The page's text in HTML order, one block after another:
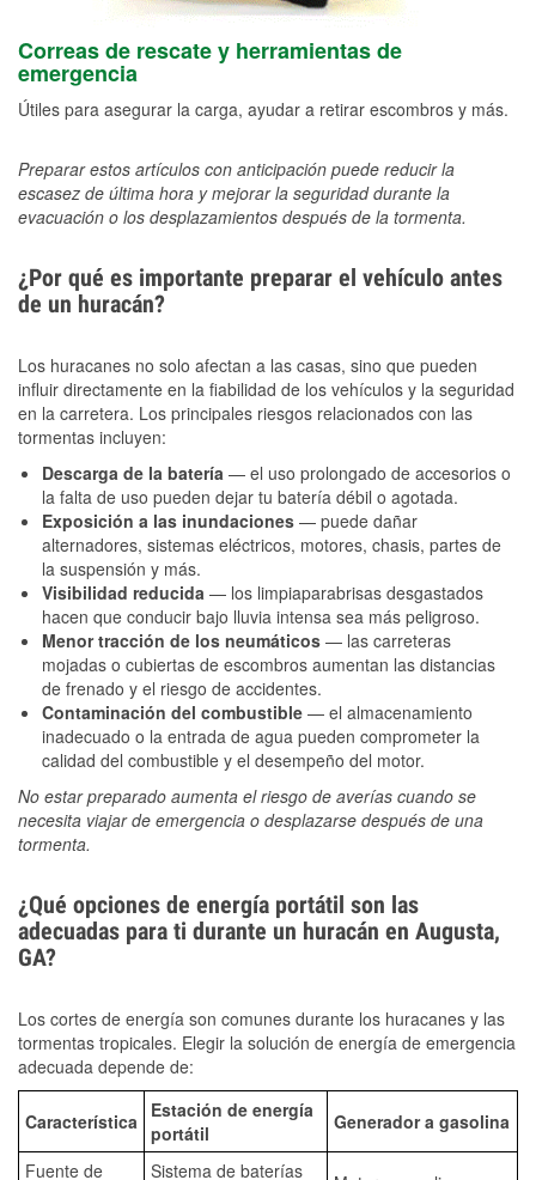
Correas de rescate y herramientas de
emergencia
Útiles para asegurar la carga, ayudar a retirar escombros y más.
Preparar estos artículos con anticipación puede reducir la
escasez de última hora y mejorar la seguridad durante la
evacuación o los desplazamientos después de la tormenta.
¿Por qué es importante preparar el vehículo antes
de un huracán?
Los huracanes no solo afectan a las casas, sino que pueden
influir directamente en la fiabilidad de los vehículos y la seguridad
en la carretera. Los principales riesgos relacionados con las
tormentas incluyen:
Descarga de la batería — el uso prolongado de accesorios o
la falta de uso pueden dejar tu batería débil o agotada.
Exposición a las inundaciones — puede dañar
alternadores, sistemas eléctricos, motores, chasis, partes de
la suspensión y más.
Visibilidad reducida — los limpiaparabrisas desgastados
hacen que conducir bajo lluvia intensa sea más peligroso.
Menor tracción de los neumáticos — las carreteras
mojadas o cubiertas de escombros aumentan las distancias
de frenado y el riesgo de accidentes.
Contaminación del combustible — el almacenamiento
inadecuado o la entrada de agua pueden comprometer la
calidad del combustible y el desempeño del motor.
No estar preparado aumenta el riesgo de averías cuando se
necesita viajar de emergencia o desplazarse después de una
tormenta.
¿Qué opciones de energía portátil son las
adecuadas para ti durante un huracán en Augusta,
GA?
Los cortes de energía son comunes durante los huracanes y las
tormentas tropicales. Elegir la solución de energía de emergencia
adecuada depende de:
Característica
Estación de energía
portátil
Generador a gasolina
Fuente de Sistema de baterías